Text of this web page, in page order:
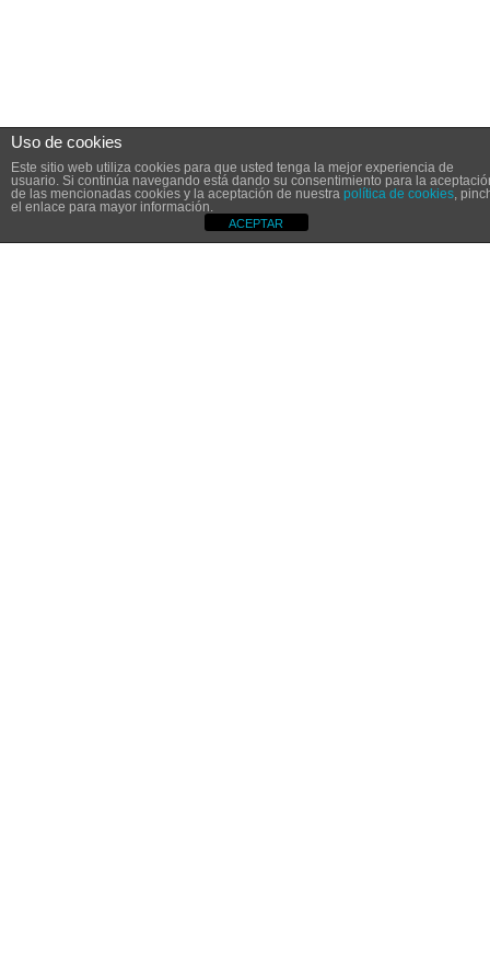
Uso de cookies
Este sitio web utiliza cookies para que usted tenga la mejor experiencia de
usuario. Si continúa navegando está dando su consentimiento para la
de las mencionadas cookies y la aceptación de nuestra política de cookies,
el enlace para mayor información.
ACEPTAR